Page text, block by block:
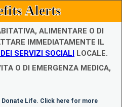
Alerts
ALIMENTARE O DI
IMMEDIATAMENTE IL
SERVIZI SOCIALI LOCALE.
O DI EMERGENZA MEDICA,
Life. Click here for more